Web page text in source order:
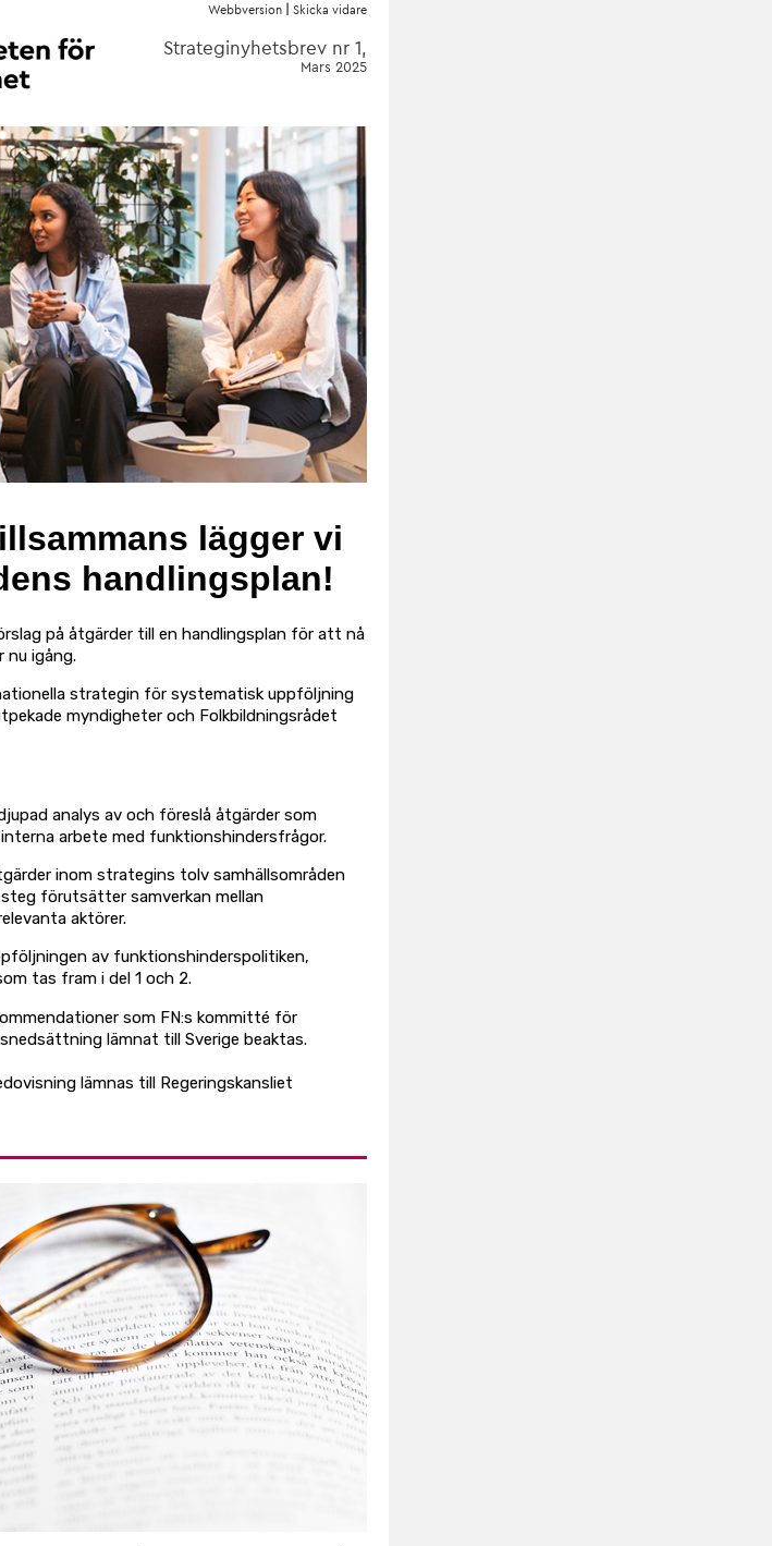
Webbversion Skicka vidare
Strateginyhetsbrev nr 1,
Mars 2025
lägger vi
handlingsplan!
på åtgärder till en handlingsplan för att nå
nu igång.
strategin för systematisk uppföljning
myndigheter och Folkbildningsrådet
analys av och föreslå åtgärder som
arbete med funktionshindersfrågor.
inom strategins tolv samhällsområden
förutsätter samverkan mellan
aktörer.
av funktionshinderspolitiken,
tas fram i del 1 och 2.
som FN:s kommitté för
lämnat till Sverige beaktas.
lämnas till Regeringskansliet